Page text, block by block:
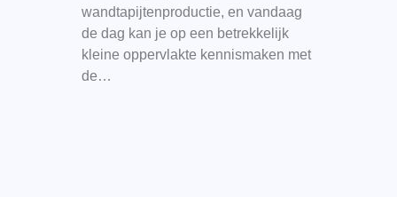
wandtapijtenproductie, en vandaag
de dag kan je op een betrekkelijk
kleine oppervlakte kennismaken met
de…